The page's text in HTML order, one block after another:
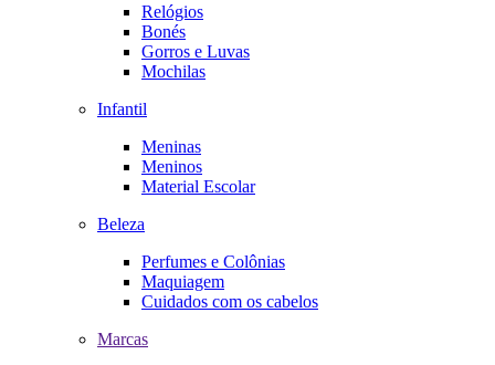
Relógios
Bonés
Gorros e Luvas
Mochilas
Infantil
Meninas
Meninos
Material Escolar
Beleza
Perfumes e Colônias
Maquiagem
Cuidados com os cabelos
Marcas